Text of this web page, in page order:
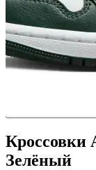
Кроссовки
Зелёный